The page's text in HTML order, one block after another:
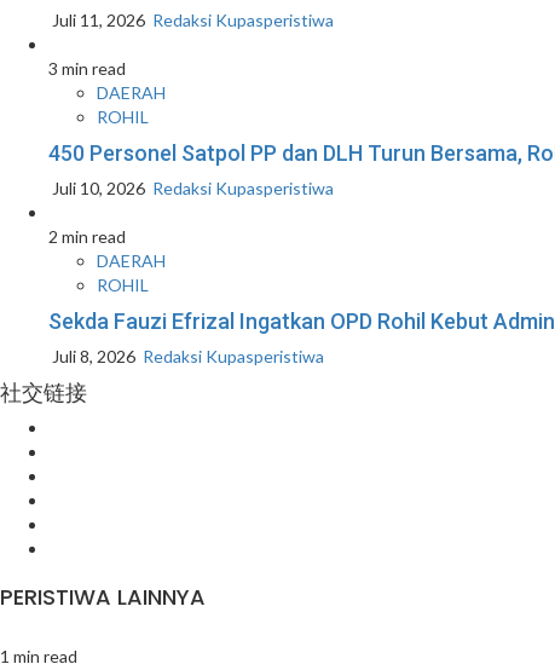
Juli 11, 2026 Redaksi Kupasperistiwa
3 min read
DAERAH
ROHIL
450 Personel Satpol PP dan DLH Turun Bersama,
Juli 10, 2026 Redaksi Kupasperistiwa
2 min read
DAERAH
ROHIL
Sekda Fauzi Efrizal Ingatkan OPD Rohil Kebut
Juli 8, 2026 Redaksi Kupasperistiwa
社交链接
PERISTIWA LAINNYA
1 min read